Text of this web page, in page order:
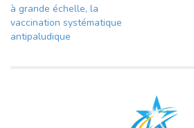
à grande échelle, la
vaccination systématique
antipaludique